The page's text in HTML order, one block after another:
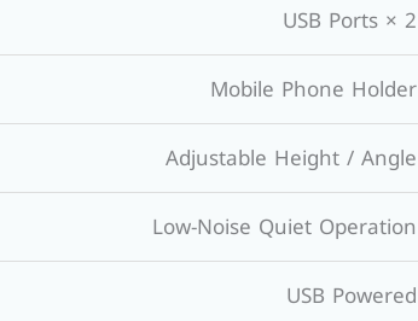
2 × USB Ports
Mobile Phone Holder
Adjustable Height / Angle
Low-Noise Quiet Operation
USB Powered